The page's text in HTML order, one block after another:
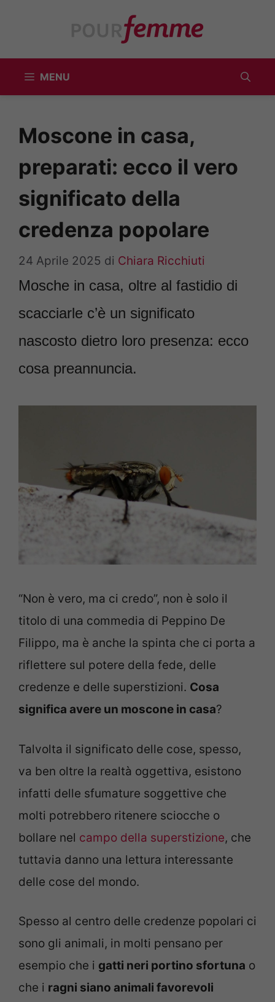
MENU
Moscone in casa,
preparati: ecco il vero
significato della
credenza popolare
24 Aprile 2025 di Chiara Ricchiuti
Mosche in casa, oltre al fastidio di
scacciarle c’è un significato
nascosto dietro loro presenza: ecco
cosa preannuncia.
“Non è vero, ma ci credo”, non è solo il
titolo di una commedia di Peppino De
Filippo, ma è anche la spinta che ci porta a
riflettere sul potere della fede, delle
credenze e delle superstizioni. Cosa
significa avere un moscone in casa?
Talvolta il significato delle cose, spesso,
va ben oltre la realtà oggettiva, esistono
infatti delle sfumature soggettive che
molti potrebbero ritenere sciocche o
bollare nel campo della superstizione, che
tuttavia danno una lettura interessante
delle cose del mondo.
Spesso al centro delle credenze popolari ci
sono gli animali, in molti pensano per
esempio che i gatti neri portino sfortuna o
che i ragni siano animali favorevoli